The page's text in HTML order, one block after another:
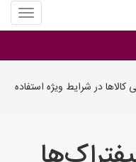
منوی
سایت
یاب
در شرایط ویژه استفاده